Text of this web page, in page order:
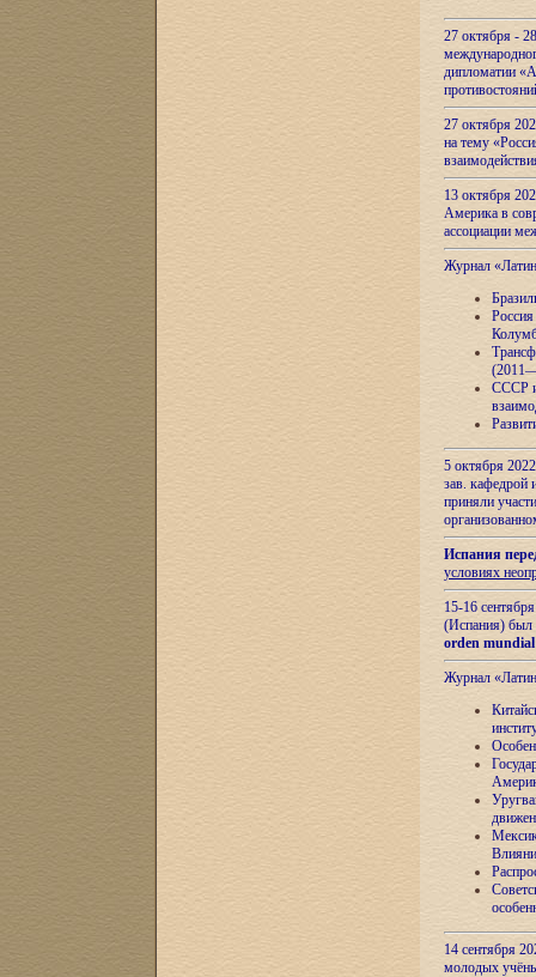
27 октября -
дипломатии
27 октября
на тему
13 октября
Америка в
ассоциации
Журнал
СССР и
5 октября
зав.
приняли
Испания
условиях
15-16
(Испания) был
orden
Журнал
14 сентября
молодых